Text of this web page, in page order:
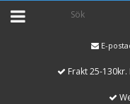
E-
Frakt 25-